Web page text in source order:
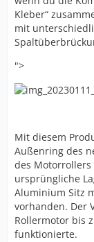
Kleber“
mit
">
Mit diesem
Außenring des
des Motorrollers
ursprüngliche
Aluminium Sitz
vorhanden. Der
Rollermotor bis
funktionierte.